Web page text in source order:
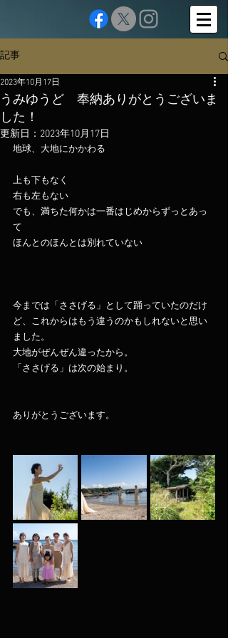
記事
うみゆうど 奉納ありがとうございま
した！
2023年10月17日
更新日： 2023年10月17日
地球、大地にかかわる
上も下もなく
右も左もない
でも、満ちた何かは一番はじめからずっとあっ
て
ほんとのほんとは別れていない
今までは「ささげる」として踊っていたのだけ
ど、これからはもう違うのかもしれないと思い
ました。
大地がぜんぜん違ったから。
「ささげる」は次の始まり。
ありがとうございます。